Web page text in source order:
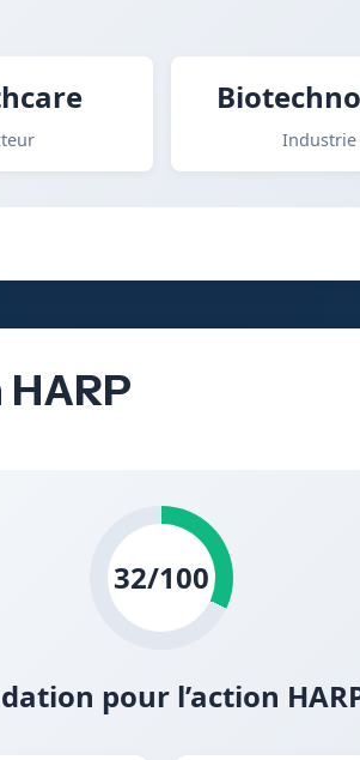
Industrie
HARP
32/100
pour l’action